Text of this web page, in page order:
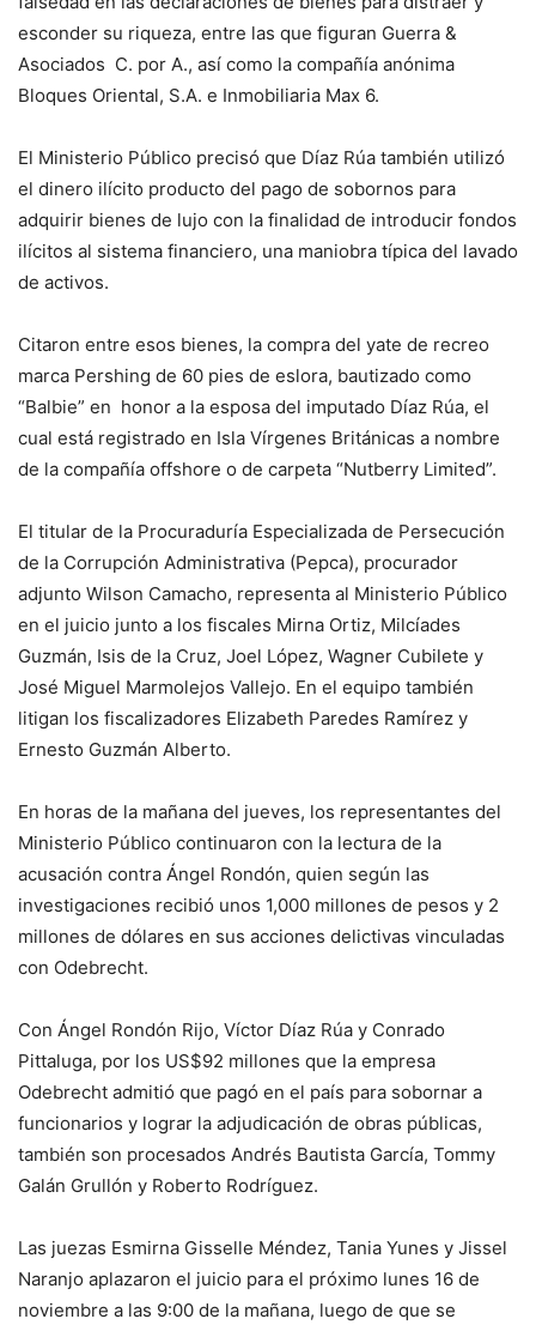
esconder su riqueza, entre las que figuran Guerra &
Asociados C. por A., así como la compañía anónima
Bloques Oriental, S.A. e Inmobiliaria Max 6.
El Ministerio Público precisó que Díaz Rúa también utilizó
el dinero ilícito producto del pago de sobornos para
adquirir bienes de lujo con la finalidad de introducir fondos
ilícitos al sistema financiero, una maniobra típica del lavado
de activos.
Citaron entre esos bienes, la compra del yate de recreo
marca Pershing de 60 pies de eslora, bautizado como
“Balbie” en honor a la esposa del imputado Díaz Rúa, el
cual está registrado en Isla Vírgenes Británicas a nombre
de la compañía offshore o de carpeta “Nutberry Limited”.
El titular de la Procuraduría Especializada de Persecución
de la Corrupción Administrativa (Pepca), procurador
adjunto Wilson Camacho, representa al Ministerio Público
en el juicio junto a los fiscales Mirna Ortiz, Milcíades
Guzmán, Isis de la Cruz, Joel López, Wagner Cubilete y
José Miguel Marmolejos Vallejo. En el equipo también
litigan los fiscalizadores Elizabeth Paredes Ramírez y
Ernesto Guzmán Alberto.
En horas de la mañana del jueves, los representantes del
Ministerio Público continuaron con la lectura de la
acusación contra Ángel Rondón, quien según las
investigaciones recibió unos 1,000 millones de pesos y 2
millones de dólares en sus acciones delictivas vinculadas
con Odebrecht.
Con Ángel Rondón Rijo, Víctor Díaz Rúa y Conrado
Pittaluga, por los US$92 millones que la empresa
Odebrecht admitió que pagó en el país para sobornar a
funcionarios y lograr la adjudicación de obras públicas,
también son procesados Andrés Bautista García, Tommy
Galán Grullón y Roberto Rodríguez.
Las juezas Esmirna Gisselle Méndez, Tania Yunes y Jissel
Naranjo aplazaron el juicio para el próximo lunes 16 de
noviembre a las 9:00 de la mañana, luego de que se